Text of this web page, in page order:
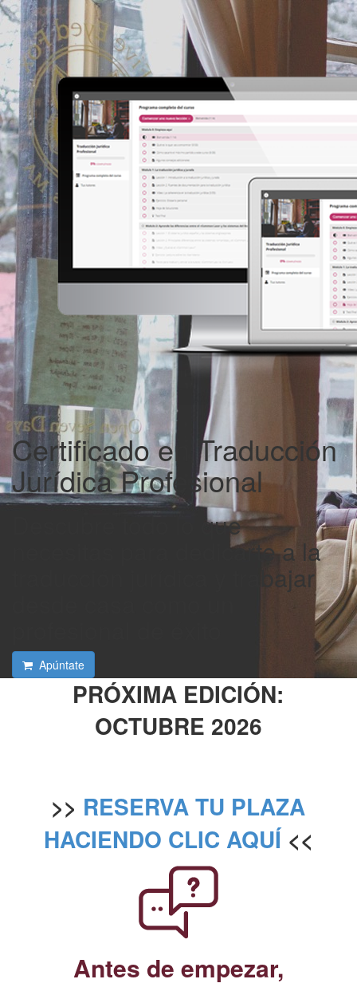
Certificado en Traducción
Jurídica Profesional
Descubre todo lo que
necesitas para dedicarte a la
traducción jurídica y trabajar
Apúntate
PRÓXIMA EDICIÓN:
OCTUBRE 2026
>> RESERVA TU PLAZA
HACIENDO CLIC AQUÍ<<
Antes de empezar,